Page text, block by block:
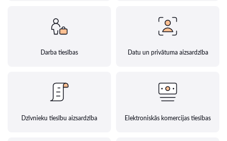
Darba tiesības Datu un privātuma aizsardzība
Dzīvnieku tiesību aizsardzība Elektroniskās komercijas tiesības